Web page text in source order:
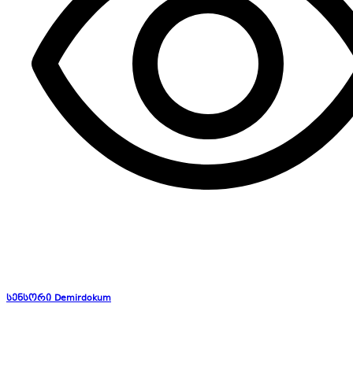
სენსორი Demirdokum